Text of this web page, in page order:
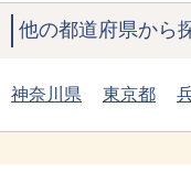
他の都道府県から
神奈川県 東京都